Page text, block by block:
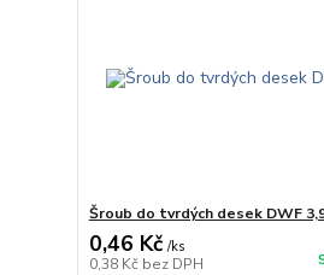
Šroub do tvrdých desek DWF
0,46 Kč /ks
0,38 Kč bez DPH